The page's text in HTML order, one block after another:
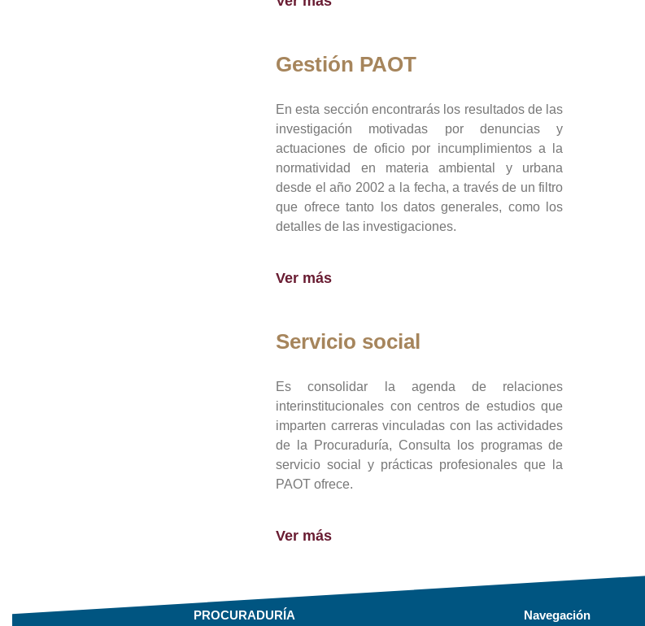
Gestión PAOT
En esta sección encontrarás los resultados de las
investigación motivadas por denuncias y
actuaciones de oficio por incumplimientos a la
normatividad en materia ambiental y urbana
desde el año 2002 a la fecha, a través de un filtro
que ofrece tanto los datos generales, como los
detalles de las investigaciones.
Ver más
Servicio social
Es consolidar la agenda de relaciones
interinstitucionales con centros de estudios que
imparten carreras vinculadas con las actividades
de la Procuraduría, Consulta los programas de
servicio social y prácticas profesionales que la
PAOT ofrece.
Ver más
PROCURADURÍA Navegación